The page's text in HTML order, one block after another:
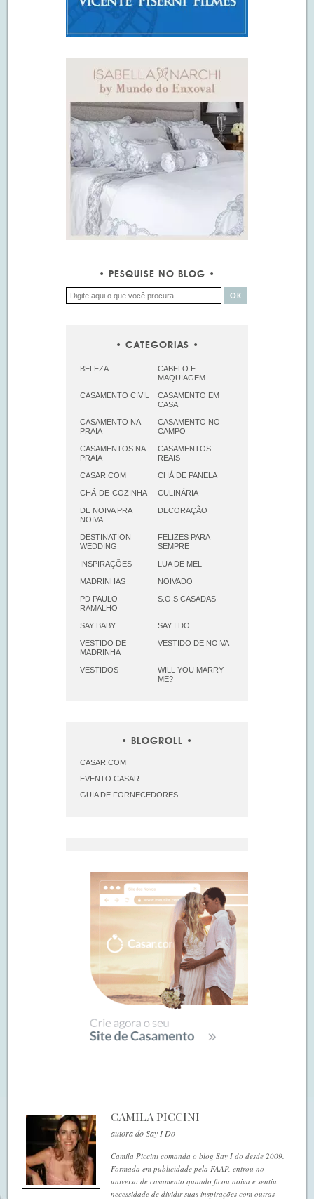
PESQUISE NO BLOG
CATEGORIAS
BELEZA
CABELO E
MAQUIAGEM
CASAMENTO CIVIL
CASAMENTO EM
CASA
CASAMENTO NA
PRAIA
CASAMENTO NO
CAMPO
CASAMENTOS NA
PRAIA
CASAMENTOS
REAIS
CASAR.COM CHÁ DE PANELA
CHÁ-DE-COZINHA CULINÁRIA
DE NOIVA PRA
NOIVA
DECORAÇÃO
DESTINATION
WEDDING
FELIZES PARA
SEMPRE
INSPIRAÇÕES LUA DE MEL
MADRINHAS NOIVADO
PD PAULO
RAMALHO
S.O.S CASADAS
SAY BABY SAY I DO
VESTIDO DE
MADRINHA
VESTIDO DE NOIVA
VESTIDOS
WILL YOU MARRY
ME?
BLOGROLL
CASAR.COM
EVENTO CASAR
GUIA DE FORNECEDORES
CAMILA PICCINI
autora do Say I Do
Camila Piccini comanda o blog Say I do desde 2009.
Formada em publicidade pela FAAP, entrou no
universo de casamento quando ficou noiva e sentiu
necessidade de dividir suas inspirações com outras